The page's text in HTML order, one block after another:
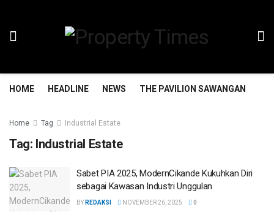
HOME HEADLINE NEWS THE PAVILION SAWANGAN
Home Tag Industrial Estate
Tag: Industrial Estate
Sabet PIA 2025, ModernCikande Kukuhkan Diri
sebagai Kawasan Industri Unggulan
BY REDAKSI NOVEMBER 26, 2025 0